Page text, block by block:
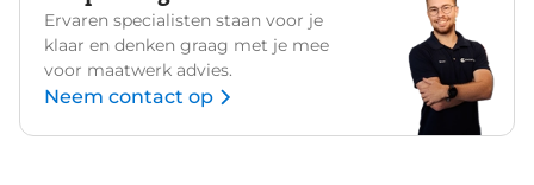
Ervaren specialisten staan voor je
klaar en denken graag met je mee
voor maatwerk advies.
Neem contact op